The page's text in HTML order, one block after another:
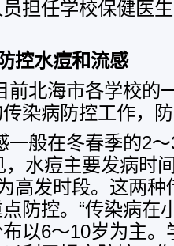
担任学校保健医
控水痘和流感
前北海市各学校的
染病防控工作，
一般在冬春季的2
水痘主要发病时
高发时段。这两
防控。“传染病在
以6～10岁为主。